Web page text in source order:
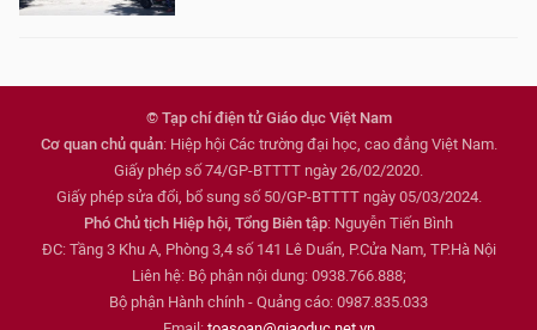
© Tạp chí điện tử Giáo dục Việt Nam
Cơ quan chủ quản: Hiệp hội Các trường đại học, cao đẳng Việt Nam.
Giấy phép số 74/GP-BTTTT ngày 26/02/2020.
Giấy phép sửa đổi, bổ sung số 50/GP-BTTTT ngày 05/03/2024.
Phó Chủ tịch Hiệp hội, Tổng Biên tập: Nguyễn Tiến Bình
ĐC: Tầng 3 Khu A, Phòng 3,4 số 141 Lê Duẩn, P.Cửa Nam, TP.Hà Nội
Liên hệ: Bộ phận nội dung: 0938.766.888;
Bộ phận Hành chính - Quảng cáo: 0987.835.033